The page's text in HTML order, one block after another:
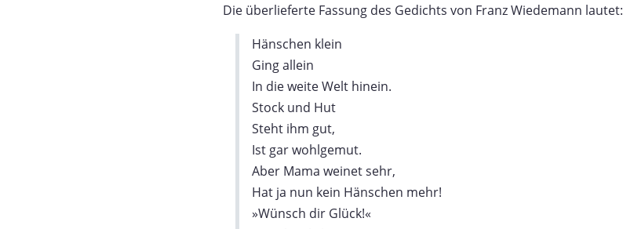
Die überlieferte Fassung des Gedichts von Franz Wiedemann lautet:
Hänschen klein
Ging allein
In die weite Welt hinein.
Stock und Hut
Steht ihm gut,
Ist gar wohlgemut.
Aber Mama weinet sehr,
Hat ja nun kein Hänschen mehr!
»Wünsch dir Glück!«